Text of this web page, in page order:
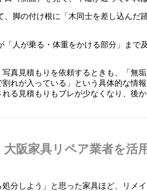
、脚の付け根に「木同士を差し込んだ
「人が乗る・体重をかける部分」まで
真見積もりを依頼するときも、「無
れが入っている」という具体的な情報
る見積もりもブレが少なくなり、後
阪家具リペア業者を活
処分しよう」と思った家具ほど、リメ